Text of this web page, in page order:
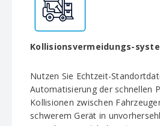
Kollisionsvermeidungs-
Nutzen Sie Echtzeit-
Automatisierung der schnellen
Kollisionen zwischen
schwerem Gerät in